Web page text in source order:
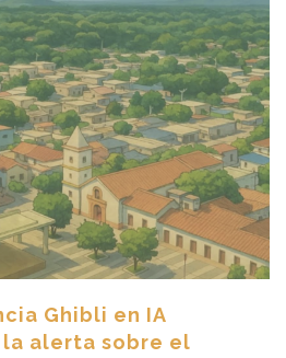
Ghibli en IA
alerta sobre el